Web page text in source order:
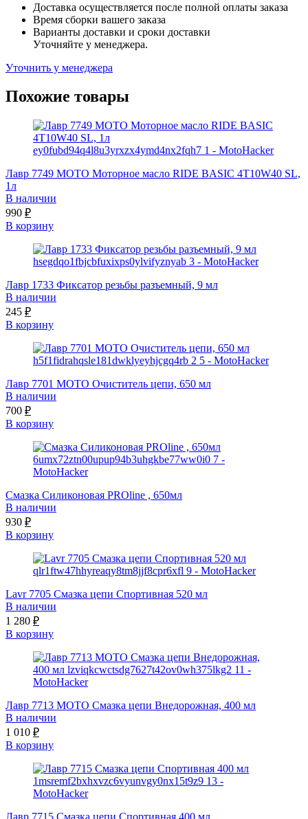
Доставка осуществляется после полной оплаты заказа
Время сборки вашего заказа
Варианты доставки и сроки доставки
Уточняйте у менеджера.
Уточнить у менеджера
Похожие товары
Лавр 7749 МОТО Моторное масло RIDE BASIC 4T10W40 SL,
1л
В наличии
990 ₽
В корзину
Лавр 1733 Фиксатор резьбы разъемный, 9 мл
В наличии
245 ₽
В корзину
Лавр 7701 МОТО Очиститель цепи, 650 мл
В наличии
700 ₽
В корзину
Смазка Силиконовая PROline , 650мл
В наличии
930 ₽
В корзину
Lavr 7705 Смазка цепи Спортивная 520 мл
В наличии
1 280 ₽
В корзину
Лавр 7713 МОТО Смазка цепи Внедорожная, 400 мл
В наличии
1 010 ₽
В корзину